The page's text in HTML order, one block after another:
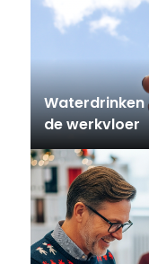
de werkvloer